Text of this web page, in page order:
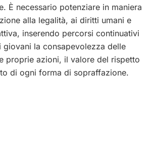
È necessario potenziare in maniera
alla legalità, ai diritti umani e
inserendo percorsi continuativi
giovani la consapevolezza delle
proprie azioni, il valore del rispetto
di ogni forma di sopraffazione.